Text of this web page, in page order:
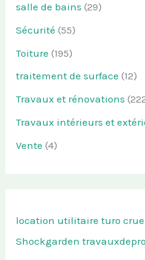
salle de bains (29)
Sécurité (55)
Toiture (195)
traitement de surface (12)
Travaux et rénovations
Travaux intérieurs et
Vente (4)
location utilitaire turo
Shockgarden